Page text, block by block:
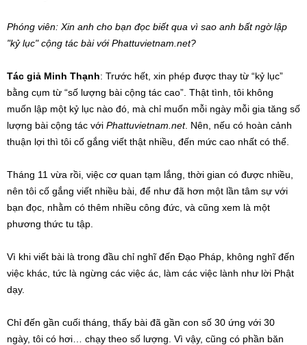
Phóng viên: Xin anh cho bạn đọc biết qua vì sao anh bất ngờ lập
"kỷ lục" cộng tác bài với Phattuvietnam.net?
Tác giả Minh Thạnh: Trước hết, xin phép được thay từ “kỷ lục”
bằng cụm từ “số lượng bài cộng tác cao”. Thật tình, tôi không
muốn lập một kỷ lục nào đó, mà chỉ muốn mỗi ngày mỗi gia tăng số
lượng bài cộng tác với Phattuvietnam.net. Nên, nếu có hoàn cảnh
thuận lợi thì tôi cố gắng viết thật nhiều, đến mức cao nhất có thể.
Tháng 11 vừa rồi, việc cơ quan tạm lắng, thời gian có được nhiều,
nên tôi cố gắng viết nhiều bài, để như đã hơn một lần tâm sự với
bạn đọc, nhằm có thêm nhiều công đức, và cũng xem là một
phương thức tu tập.
Vì khi viết bài là trong đầu chỉ nghĩ đến Đạo Pháp, không nghĩ đến
việc khác, tức là ngừng các việc ác, làm các việc lành như lời Phật
dạy.
Chỉ đến gần cuối tháng, thấy bài đã gần con số 30 ứng với 30
ngày, tôi có hơi… chạy theo số lượng. Vì vậy, cũng có phần băn